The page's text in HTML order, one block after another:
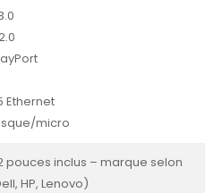
Ethernet
micro
pouces inclus – marque selon
HP, Lenovo)